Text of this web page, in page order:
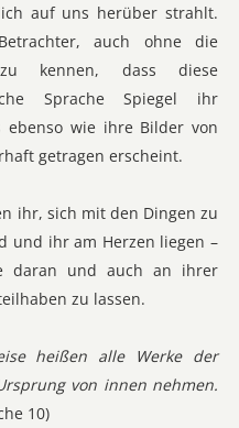
auf uns herüber strahlt.
auch ohne die
kennen, dass diese
Sprache Spiegel ihr
ebenso wie ihre Bilder von
getragen erscheint.
ihr, sich mit den Dingen zu
und ihr am Herzen liegen –
daran und auch an ihrer
zu lassen.
heißen alle Werke der
von innen nehmen.
10)